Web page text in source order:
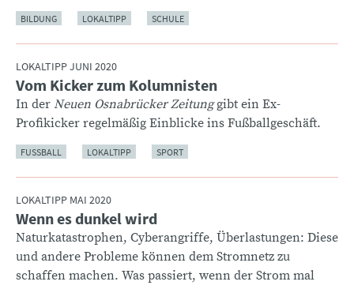
BILDUNG LOKALTIPP SCHULE
LOKALTIPP JUNI 2020
:Vom Kicker zum Kolumnisten
In der Neuen Osnabrücker Zeitunggibt ein Ex-
Profikicker regelmäßig Einblicke ins Fußballgeschäft.
FUSSBALL LOKALTIPP SPORT
LOKALTIPP MAI 2020
:Wenn es dunkel wird
Naturkatastrophen, Cyberangriffe, Überlastungen: Diese
und andere Probleme können dem Stromnetz zu
schaffen machen. Was passiert, wenn der Strom mal